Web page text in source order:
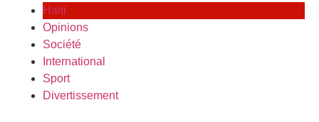
Haiti
Opinions
Société
International
Sport
Divertissement